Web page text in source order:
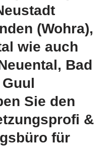
(Wohra),
wie auch
Bad
Sie den
&
für